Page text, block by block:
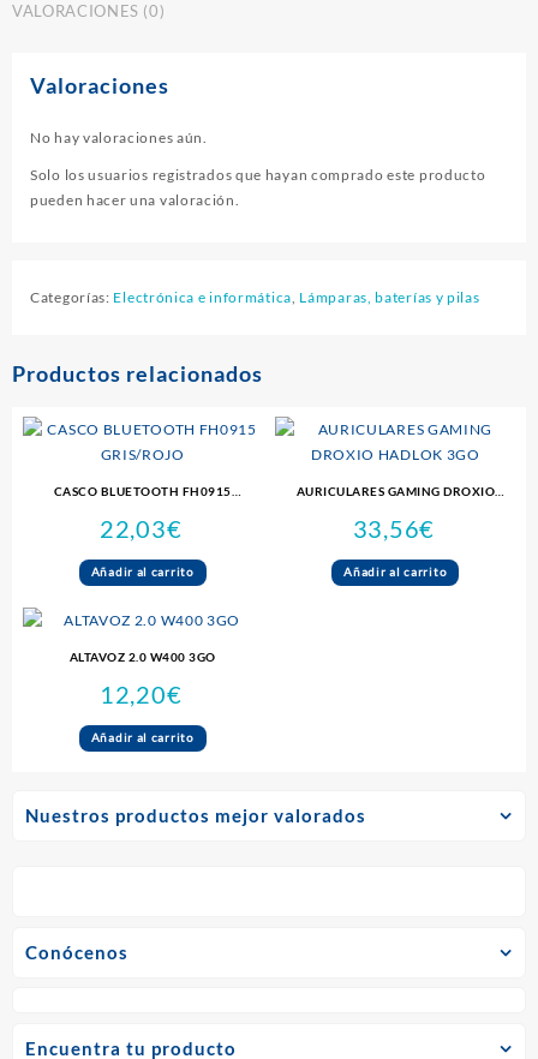
Nuestros productos mejor valorados
VALORACIONES (0)
Valoraciones
No hay valoraciones aún.
Solo los usuarios registrados que hayan comprado este producto
pueden hacer una valoración.
Categorías: Electrónica e informática Lámparas, baterías y pilas
Productos relacionados
CASCO BLUETOOTH FH0915
22,03€
Añadir al carrito
AURICULARES GAMING DROXIO
33,56€
Añadir al carrito
ALTAVOZ 2.0 W400 3GO
12,20€
Añadir al carrito
Conócenos
Encuentra tu producto